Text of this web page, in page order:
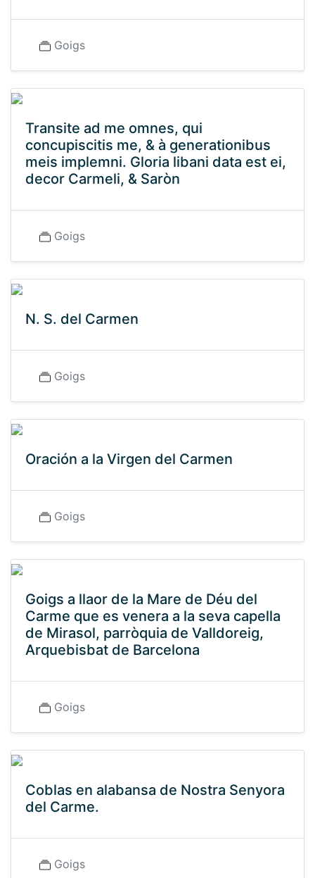
Goigs
Transite ad me omnes, qui
concupiscitis me, & à generationibus
meis implemni. Gloria libani data est ei,
decor Carmeli, & Saròn
Goigs
N. S. del Carmen
Goigs
Oración a la Virgen del Carmen
Goigs
Goigs a llaor de la Mare de Déu del
Carme que es venera a la seva capella
de Mirasol, parròquia de Valldoreig,
Arquebisbat de Barcelona
Goigs
Coblas en alabansa de Nostra Senyora
del Carme.
Goigs